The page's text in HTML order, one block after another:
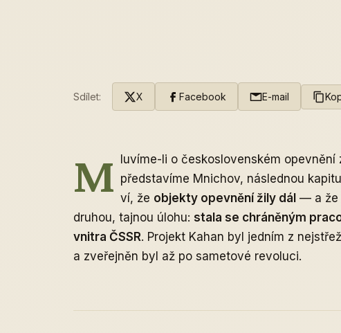
Sdílet: X Facebook E-mail
M
luvíme-li o československém opevnění
představíme Mnichov, následnou
ví, že objekty opevnění žily dál — a že
druhou, tajnou úlohu: stala se chráněným
vnitra ČSSR. Projekt Kahan byl jedním z
a zveřejněn byl až po sametové revoluci.